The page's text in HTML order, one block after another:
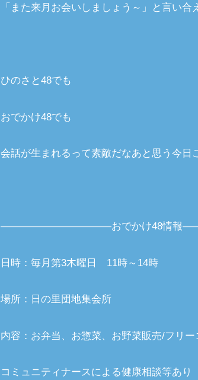
「また来月お会いしましょう～」と言い合
ひのさと48でも
おでかけ48でも
会話が生まれるって素敵だなあと思う今日
―――――――――――おでかけ48情
日時：毎月第3木曜日 11時～14時
場所：日の里団地集会所
内容：お弁当、お惣菜、お野菜販売/フリー
コミュニティナースによる健康相談等あり